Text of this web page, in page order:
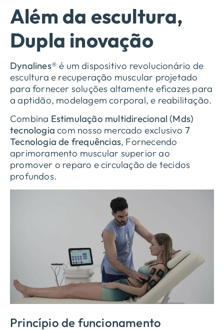
Além da escultura,
Dupla inovação
Dynalines®é um dispositivo revolucionário de
escultura e recuperação muscular projetado
para fornecer soluções altamente eficazes para
a aptidão, modelagem corporal, e reabilitação.
Combina Estimulação multidirecional(Mds)
tecnologiacom nosso mercado exclusivo 7
Tecnologia de frequências, Fornecendo
aprimoramento muscular superior ao
promover o reparo e circulação de tecidos
profundos.
Princípio de funcionamento